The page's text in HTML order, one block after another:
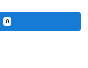
0